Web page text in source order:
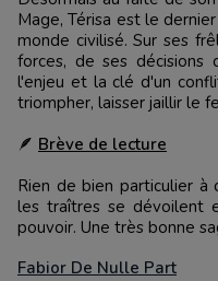
Mage, Térisa est le
monde civilisé. Sur ses
forces, de ses
l'enjeu et la clé d'un
triompher, laisser jaillir le
🪶 Brève de lecture
Rien de bien particulier à
les traîtres se dévoilent
pouvoir. Une très bonne
Fabior De Nulle Part